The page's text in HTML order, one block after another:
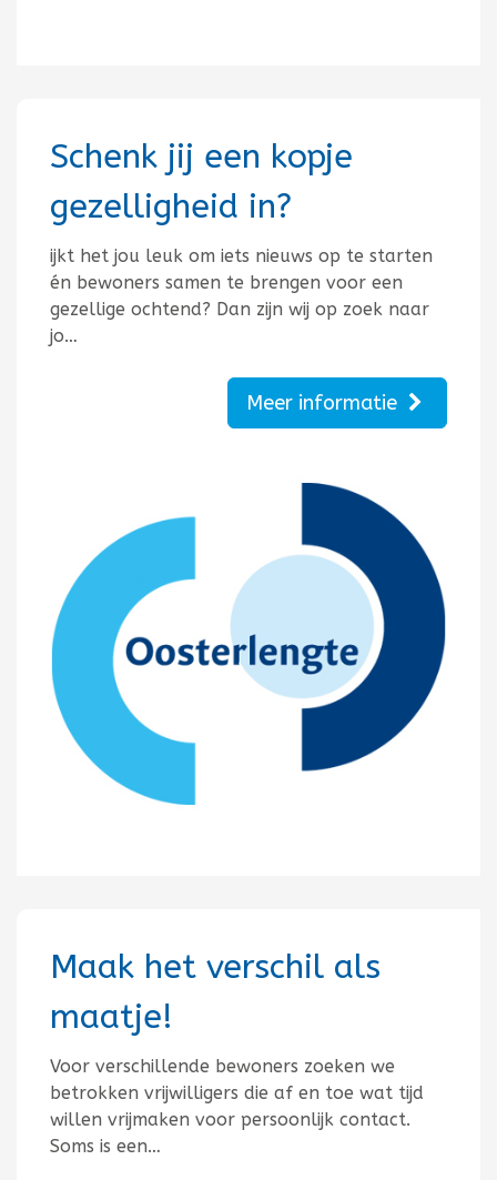
Schenk jij een kopje
gezelligheid in?
ijkt het jou leuk om iets nieuws op te starten
én bewoners samen te brengen voor een
gezellige ochtend? Dan zijn wij op zoek naar
jo…
Meer informatie
Maak het verschil als
maatje!
Voor verschillende bewoners zoeken we
betrokken vrijwilligers die af en toe wat tijd
willen vrijmaken voor persoonlijk contact.
Soms is een…